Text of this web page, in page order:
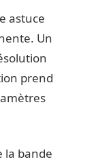
astuce
Un
prend
la bande